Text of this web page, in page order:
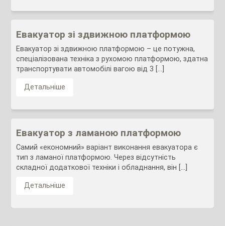
Евакуатор зі здвижною платформою
Евакуатор зі здвижною платформою – це потужна,
спеціалізована техніка з рухомою платформою, здатна
транспортувати автомобілі вагою від 3 […]
Детальніше
Евакуатор з ламаною платформою
Самий «економний» варіант виконання евакуатора є
тип з ламаної платформою. Через відсутність
складної додаткової техніки і обладнання, він […]
Детальніше